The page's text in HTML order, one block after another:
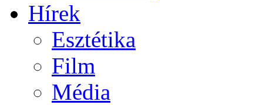
Hírek
Esztétika
Film
Média